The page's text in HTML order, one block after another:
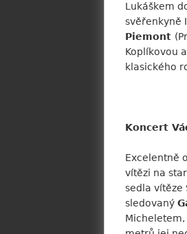
Lukáškem
svěřenkyně
Piemont
Koplíkovou
klasického
Koncert
Excelentně
vítězi na
sedla vítěze
sledovaný